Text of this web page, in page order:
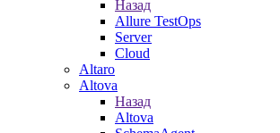
Назад
Allure TestOps
Server
Cloud
Altaro
Altova
Назад
Altova